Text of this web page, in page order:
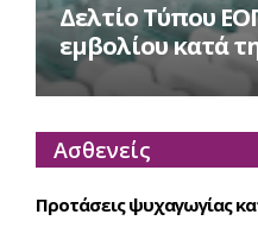
Δελτίο Τύπου
εμβολίου κατά
Ασθενείς
Προτάσεις ψυχαγωγίας